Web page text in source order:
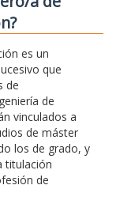
es un
que
de
de
vinculados a
de máster
los de grado, y
titulación
de